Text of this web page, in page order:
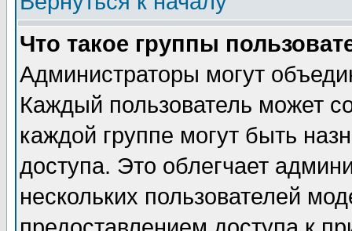
Что такое группы
Администраторы могут
Каждый пользователь может
каждой группе могут быть
доступа. Это облегчает
нескольких пользователей